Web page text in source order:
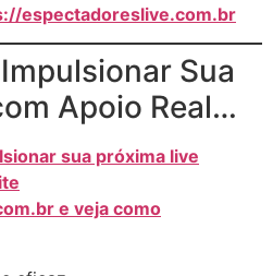
espectadoreslive.com.br
Sua
Apoio Real…
sua próxima live
e veja como